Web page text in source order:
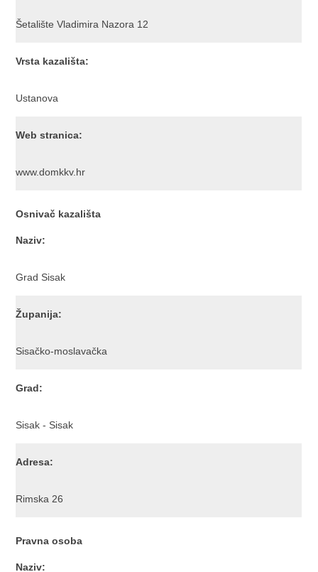
Šetalište Vladimira Nazora 12
Vrsta kazališta:
Ustanova
Web stranica:
www.domkkv.hr
Osnivač kazališta
Naziv:
Grad Sisak
Županija:
Sisačko-moslavačka
Grad:
Sisak - Sisak
Adresa:
Rimska 26
Pravna osoba
Naziv: